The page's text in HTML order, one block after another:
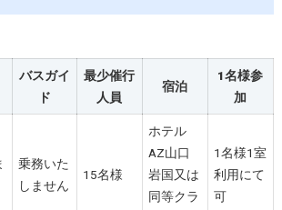
バスガイ
ド
最少催行
人員
宿泊
1名様参
加
乗務いた
しません
15名様
ホテル
AZ山口
岩国又は
同等クラ
1名様1室
利用にて
可